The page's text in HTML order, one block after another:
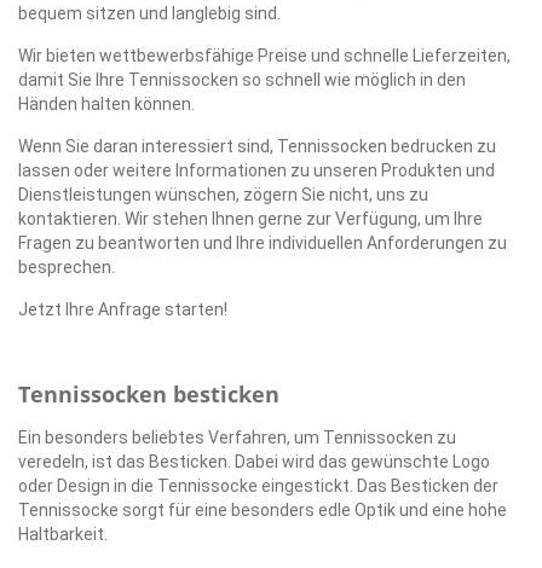
bequem sitzen und langlebig sind.
Wir bieten wettbewerbsfähige Preise und schnelle Lieferzeiten,
damit Sie Ihre Tennissocken so schnell wie möglich in den
Händen halten können.
Wenn Sie daran interessiert sind, Tennissocken bedrucken zu
lassen oder weitere Informationen zu unseren Produkten und
Dienstleistungen wünschen, zögern Sie nicht, uns zu
kontaktieren. Wir stehen Ihnen gerne zur Verfügung, um Ihre
Fragen zu beantworten und Ihre individuellen Anforderungen zu
besprechen.
Jetzt Ihre Anfrage starten!
Tennissocken besticken
Ein besonders beliebtes Verfahren, um Tennissocken zu
veredeln, ist das Besticken. Dabei wird das gewünschte Logo
oder Design in die Tennissocke eingestickt. Das Besticken der
Tennissocke sorgt für eine besonders edle Optik und eine hohe
Haltbarkeit.